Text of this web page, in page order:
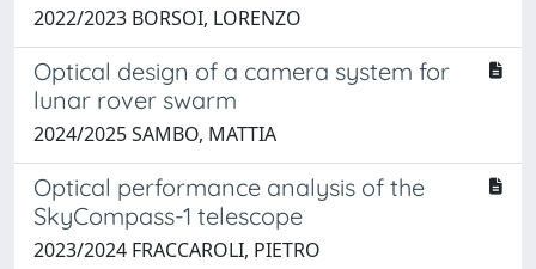
2022/2023 BORSOI, LORENZO
Optical design of a camera system for
lunar rover swarm
2024/2025 SAMBO, MATTIA
Optical performance analysis of the
SkyCompass-1 telescope
2023/2024 FRACCAROLI, PIETRO